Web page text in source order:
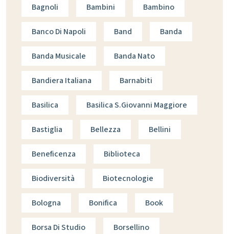
Bagnoli Bambini Bambino
Banco Di Napoli Band Banda
Banda Musicale Banda Nato
Bandiera Italiana Barnabiti
Basilica Basilica S.giovanni Maggiore
Bastiglia Bellezza Bellini
Beneficenza Biblioteca
Biodiversità Biotecnologie
Bologna Bonifica Book
Borsa Di Studio Borsellino